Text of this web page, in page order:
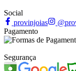
Social
provinjoias
Pagamento
Segurança